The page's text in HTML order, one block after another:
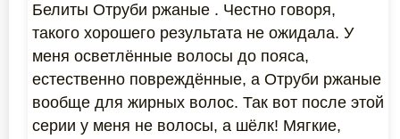
Белиты Отруби ржаные . Честно говоря,
такого хорошего результата не ожидала. У
меня осветлённые волосы до пояса,
естественно повреждённые, а Отруби ржаные
вообще для жирных волос. Так вот после этой
серии у меня не волосы, а шёлк! Мягкие,